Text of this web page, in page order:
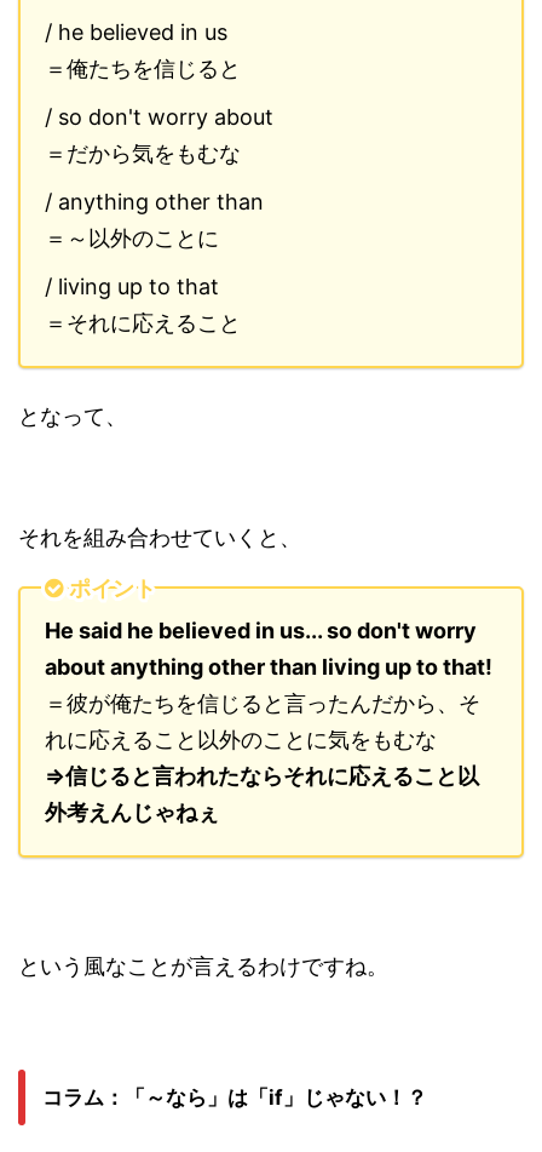
/ he believed in us
＝俺たちを信じると
/ so don't worry about
＝だから気をもむな
/ anything other than
＝～以外のことに
/ living up to that
＝それに応えること
となって、
それを組み合わせていくと、
ポイント
He said he believed in us... so don't worry
about anything other than living up to that!
＝彼が俺たちを信じると言ったんだから、そ
れに応えること以外のことに気をもむな
⇒信じると言われたならそれに応えること以
外考えんじゃねぇ
という風なことが言えるわけですね。
コラム：「～なら」は「if」じゃない！？